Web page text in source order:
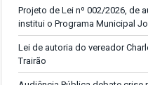
Projeto de Lei nº 002/2026, de
institui o Programa Municipal
Lei de autoria do vereador
Trairão